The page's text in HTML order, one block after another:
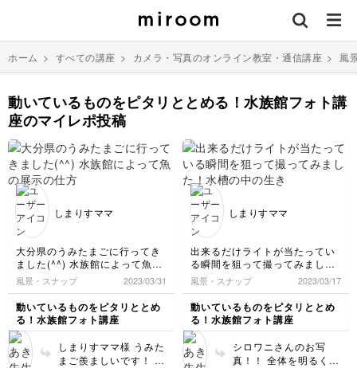
ホーム > すべての講座 > カメラ・写真のオンライン教室・通信講座 > 風
動いているものをピタリととめる！水族館フォト講
座のマイレポ投稿
しまりすママ
大分県のうみたまごに行ってき
ました(^^) 水族館によって魚の
展示の仕方が違って面白いです
ね！ こちらの水槽は背景が黒
で、ショッキングピンクのお花
が入っていて、魚のビジュアル
が際立つようにコーディネート
されていました！
風景・スナップ 2023/03/31
動いているものをピタリととめ
る！水族館フォト講座
しまりすママ様 うみた
まご羨ましいです！ ま
しまりすママ
出来るだけライトが当たってい
る瞬間を狙って撮ってみまし
た！水槽の中の生き物たちは常
に動いているので、なかなか思
い通りにはなりませんが、それ
も醍醐味ですね！(^^)
風景・スナップ 2023/03/17
動いているものをピタリととめ
る！水族館フォト講座
シロワニさんのお写
真！！ 全体を明るく撮